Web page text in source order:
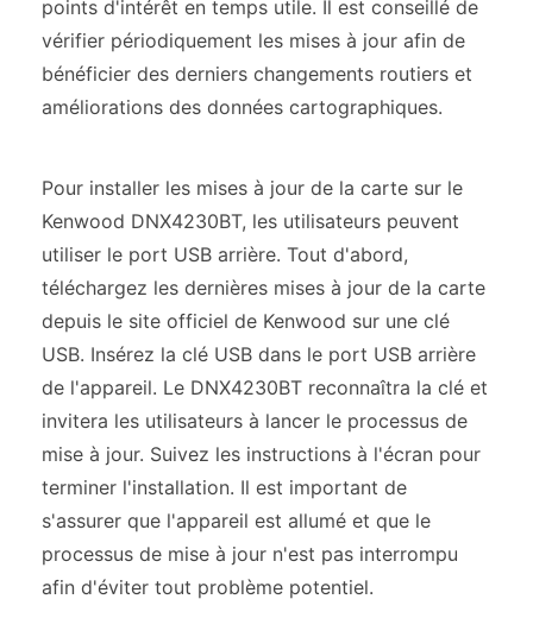
points d'intérêt en temps utile. Il est conseillé de
vérifier périodiquement les mises à jour afin de
bénéficier des derniers changements routiers et
améliorations des données cartographiques.
Pour installer les mises à jour de la carte sur le
Kenwood DNX4230BT, les utilisateurs peuvent
utiliser le port USB arrière. Tout d'abord,
téléchargez les dernières mises à jour de la carte
depuis le site officiel de Kenwood sur une clé
USB. Insérez la clé USB dans le port USB arrière
de l'appareil. Le DNX4230BT reconnaîtra la clé et
invitera les utilisateurs à lancer le processus de
mise à jour. Suivez les instructions à l'écran pour
terminer l'installation. Il est important de
s'assurer que l'appareil est allumé et que le
processus de mise à jour n'est pas interrompu
afin d'éviter tout problème potentiel.